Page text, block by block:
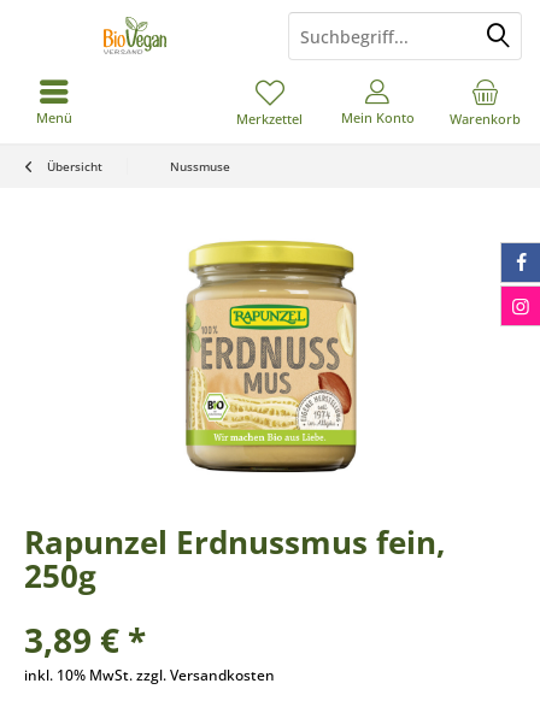
Warenkorb
Merkzettel Mein Konto
Menü
Übersicht Nussmuse
Rapunzel Erdnussmus fein,
250g
3,89 € *
inkl. 10% MwSt. zzgl. Versandkosten